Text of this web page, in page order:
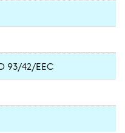
93/42/EEC